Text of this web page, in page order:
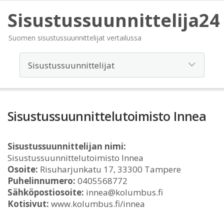
Sisustussuunnittelija24
Suomen sisustussuunnittelijat vertailussa
Sisustussuunnittelutoimisto Innea
Sisustussuunnittelijan nimi:
Sisustussuunnittelutoimisto Innea
Osoite: Risuharjunkatu 17, 33300 Tampere
Puhelinnumero: 0405568772
Sähköpostiosoite: innea@kolumbus.fi
Kotisivut: www.kolumbus.fi/innea